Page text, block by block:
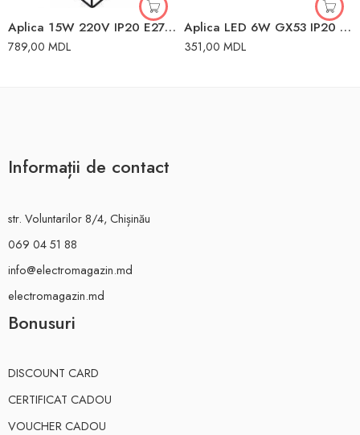
Aplica 15W 220V IP20 E27 TK Lighting
789,00 MDL
Aplica LED 6W GX53 IP20 115x100x100mm TK Lighting
351,00 MDL
Informații de contact
str. Voluntarilor 8/4, Chișinău
069 04 51 88
info@electromagazin.md
electromagazin.md
Bonusuri
DISCOUNT CARD
CERTIFICAT CADOU
VOUCHER CADOU